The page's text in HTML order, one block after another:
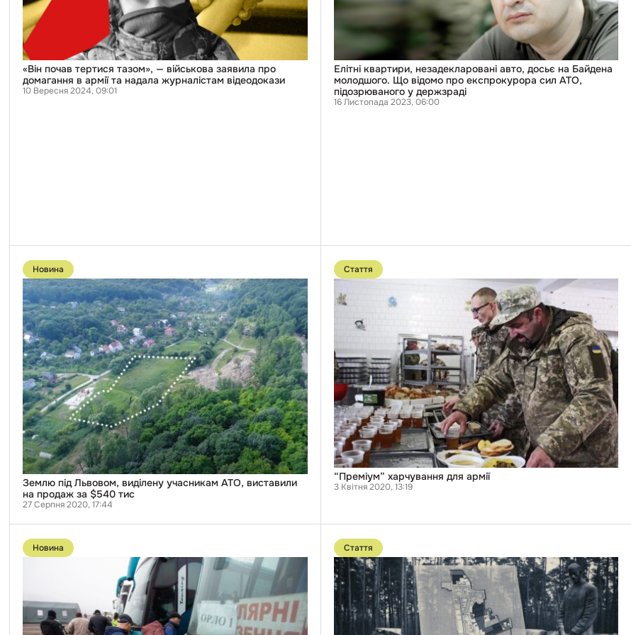
домагання
армії
надала
журналістам
відеодокази
«Він почав тертися тазом», — військова заявила про
домагання в армії та надала журналістам відеодокази
10 Вересня 2024, 09:01
Що
відомо
експрокурора
сил
АТО,
підозрюваного
держзраді
Елітні квартири, незадекларовані авто, досьє на Байдена
молодшого. Що відомо про експрокурора сил АТО,
підозрюваного у держзраді
16 Листопада 2023, 06:00
Перейти
публікації
Землю
під
Львовом,
виділену
учасникам
АТО,
виставили
продаж
$540
тис
Новина
Землю під Львовом, виділену учасникам АТО, виставили
на продаж за $540 тис
27 Серпня 2020, 17:44
Перейти
публікації
“Преміум”
харчування
для
Стаття
“Преміум” харчування для армії
3 Квітня 2020, 13:19
Перейти
публікації
ОРДЛО
фігурантів
тяжких
Новина
Перейти
публікації
Земля
розбрату
Стаття